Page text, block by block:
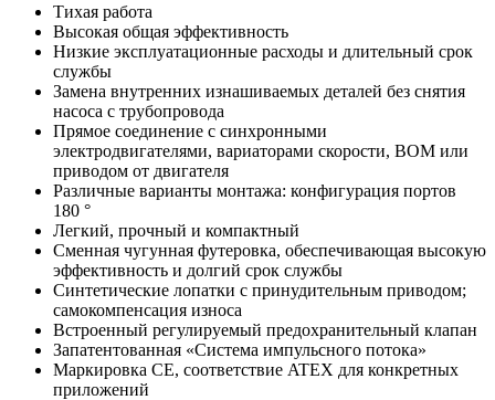
Тихая работа
Высокая общая эффективность
Низкие эксплуатационные расходы и длительный срок
службы
Замена внутренних изнашиваемых деталей без снятия
насоса с трубопровода
Прямое соединение с синхронными
электродвигателями, вариаторами скорости, ВОМ или
приводом от двигателя
Различные варианты монтажа: конфигурация портов
180 °
Легкий, прочный и компактный
Сменная чугунная футеровка, обеспечивающая высокую
эффективность и долгий срок службы
Синтетические лопатки с принудительным приводом;
самокомпенсация износа
Встроенный регулируемый предохранительный клапан
Запатентованная «Система импульсного потока»
Маркировка CE, соответствие ATEX для конкретных
приложений